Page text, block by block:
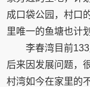
成口袋公园，村口
里唯一的鱼塘也
李春湾目前
后来因发展问题，
村湾如今在家里的